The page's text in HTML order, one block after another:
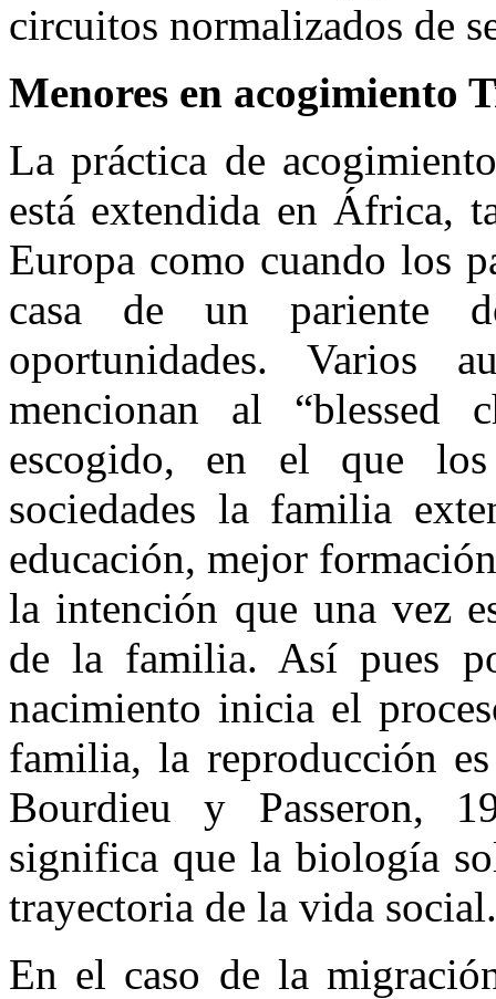
circuitos normalizados de
Menores en acogimiento
La práctica de
está extendida en África,
Europa como cuando los
casa de un pariente
oportunidades. Varios
mencionan al “blessed
escogido, en el que
sociedades la familia
educación, mejor
la intención que una vez
de la familia. Así pues
nacimiento inicia el
familia, la reproducción
Bourdieu y Passeron,
significa que la biología
trayectoria de la vida
En el caso de la